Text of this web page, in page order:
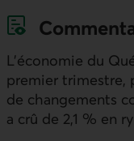
L’économie du
premier trimestre,
de changements
a crû de 2,1 % en